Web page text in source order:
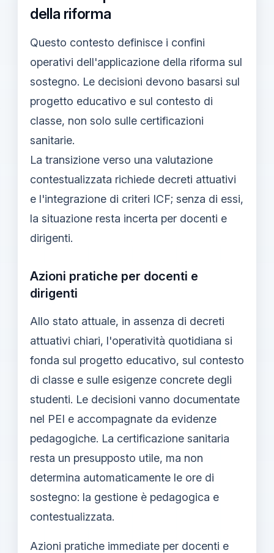
della riforma
Questo contesto definisce i confini
operativi dell'applicazione della riforma sul
sostegno. Le decisioni devono basarsi sul
progetto educativo e sul contesto di
classe, non solo sulle certificazioni
sanitarie.
La transizione verso una valutazione
contestualizzata richiede decreti attuativi
e l'integrazione di criteri ICF; senza di essi,
la situazione resta incerta per docenti e
dirigenti.
Azioni pratiche per docenti e
dirigenti
Allo stato attuale, in assenza di decreti
attuativi chiari, l'operatività quotidiana si
fonda sul progetto educativo, sul contesto
di classe e sulle esigenze concrete degli
studenti. Le decisioni vanno documentate
nel PEI e accompagnate da evidenze
pedagogiche. La certificazione sanitaria
resta un presupposto utile, ma non
determina automaticamente le ore di
sostegno: la gestione è pedagogica e
contestualizzata.
Azioni pratiche immediate per docenti e